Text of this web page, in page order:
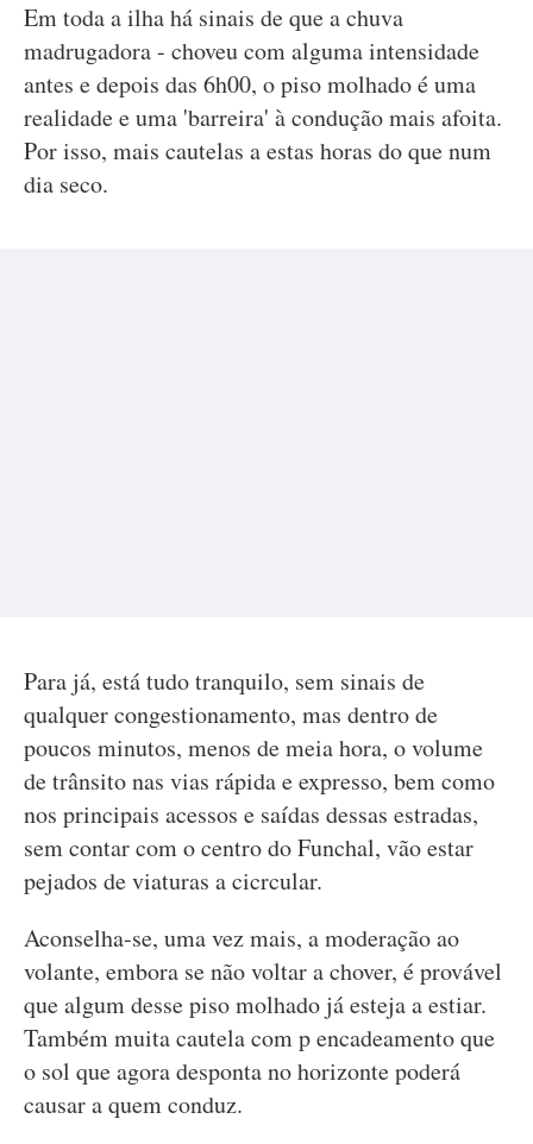
Em toda a ilha há sinais de que a chuva
madrugadora - choveu com alguma intensidade
antes e depois das 6h00, o piso molhado é uma
realidade e uma 'barreira' à condução mais afoita.
Por isso, mais cautelas a estas horas do que num
dia seco.
Para já, está tudo tranquilo, sem sinais de
qualquer congestionamento, mas dentro de
poucos minutos, menos de meia hora, o volume
de trânsito nas vias rápida e expresso, bem como
nos principais acessos e saídas dessas estradas,
sem contar com o centro do Funchal, vão estar
pejados de viaturas a cicrcular.
Aconselha-se, uma vez mais, a moderação ao
volante, embora se não voltar a chover, é provável
que algum desse piso molhado já esteja a estiar.
Também muita cautela com p encadeamento que
o sol que agora desponta no horizonte poderá
causar a quem conduz.